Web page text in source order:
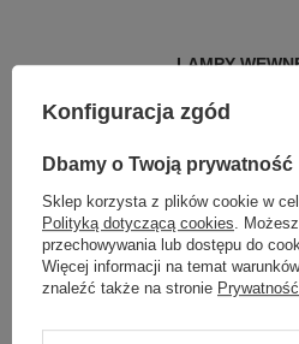
LAMPY
ŻYRANDOLE
LAMPY
KINKIETY DO
LAMPY
LAMPY
Konfiguracja zgód
Dbamy o Twoją prywatność
Sklep korzysta z plików cookie w
Polityką dotyczącą cookies.
przechowywania lub dostępu do
Więcej informacji na temat
znaleźć także na stronie